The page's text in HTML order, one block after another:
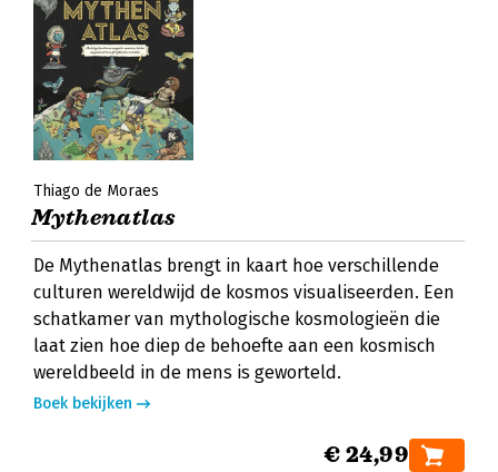
Thiago de Moraes
Mythenatlas
De Mythenatlas brengt in kaart hoe verschillende
culturen wereldwijd de kosmos visualiseerden. Een
schatkamer van mythologische kosmologieën die
laat zien hoe diep de behoefte aan een kosmisch
wereldbeeld in de mens is geworteld.
Boek bekijken
€ 24,99